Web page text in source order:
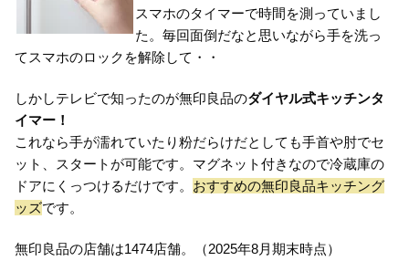
スマホのタイマーで時間を測っていまし
た。毎回面倒だなと思いながら手を洗っ
てスマホのロックを解除して・・
しかしテレビで知ったのが無印良品のダイヤル式キッチンタ
イマー！
これなら手が濡れていたり粉だらけだとしても手首や肘でセ
ット、スタートが可能です。マグネット付きなので冷蔵庫の
ドアにくっつけるだけです。 おすすめの無印良品キッチング
ッズです。
無印良品の店舗は1474店舗。（2025年8月期末時点）